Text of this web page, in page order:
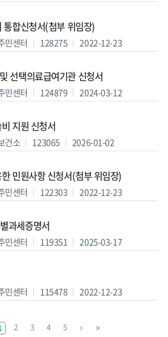
합신청서(첨부 위임장)
민센터 128275
2022-12-23
선택의료급여기관 신청서
민센터 124879
2024-03-12
지원 신청서
건소 123065
2026-01-02
민원사항 신청서(첨부 위임장)
민센터 122303
2022-12-23
과세증명서
민센터 119351
2025-03-17
민센터 115478 2022-12-23
2 3 4 5
다
맨